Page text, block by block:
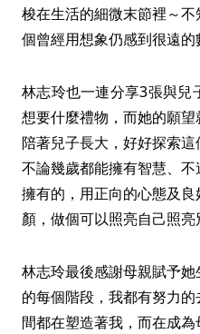
梭在生活的細微末節裡～
個曾經用想象仍感到很遠的
林志玲也一連分享3張與兒
想要什麼禮物，而她的願
陪著兒子長大，好好探索
不論幾歲都能擁有智慧、
擁有的，用正向的心態及
顏，做個可以照亮自己照亮
林志玲最後感謝母親賦予
的每個階段，我都有努力
間都在塑造著我，而在成